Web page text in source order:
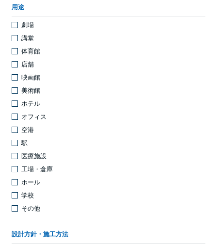
用途
劇場
講堂
体育館
店舗
映画館
美術館
ホテル
オフィス
空港
駅
医療施設
工場・倉庫
ホール
学校
その他
設計方針・施工方法